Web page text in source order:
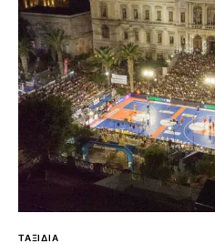
ΤΑΞΙΔΙΑ